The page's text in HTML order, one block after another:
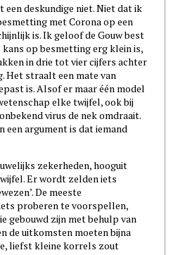
een deskundige niet. Niet dat ik
met Corona op een
is. Ik geloof de Gouw best
op besmetting erg klein is,
in drie tot vier cijfers achter
Het straalt een mate van
is. Alsof er maar één model
elke twijfel, ook bij
virus de nek omdraait.
een argument is dat iemand
zekerheden, hooguit
Er wordt zelden iets
De meeste
proberen te voorspellen,
gebouwd zijn met behulp van
de uitkomsten moeten bijna
liefst kleine korrels zout